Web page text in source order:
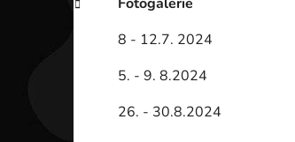
8 - 12.7. 2024
5. - 9. 8.2024
26. - 30.8.2024